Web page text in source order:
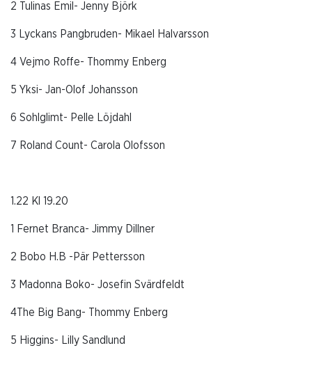
2 Tulinas Emil- Jenny Björk
3 Lyckans Pangbruden- Mikael Halvarsson
4 Vejmo Roffe- Thommy Enberg
5 Yksi- Jan-Olof Johansson
6 Sohlglimt- Pelle Löjdahl
7 Roland Count- Carola Olofsson
1.22 Kl 19.20
1 Fernet Branca- Jimmy Dillner
2 Bobo H.B -Pär Pettersson
3 Madonna Boko- Josefin Svärdfeldt
4The Big Bang- Thommy Enberg
5 Higgins- Lilly Sandlund